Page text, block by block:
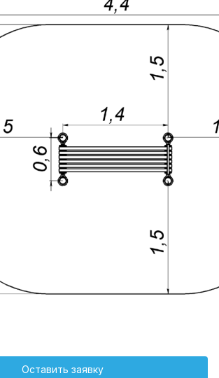
Оставить заявку